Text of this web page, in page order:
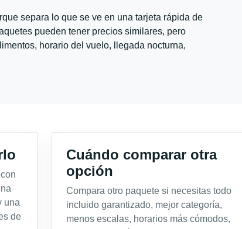
separa lo que se ve en una tarjeta rápida de
pueden tener precios similares, pero
horario del vuelo, llegada nocturna,
una
de
Cuándo comparar otra
opción
Compara otro paquete si necesitas todo
incluido garantizado, mejor categoría,
menos escalas, horarios más cómodos,